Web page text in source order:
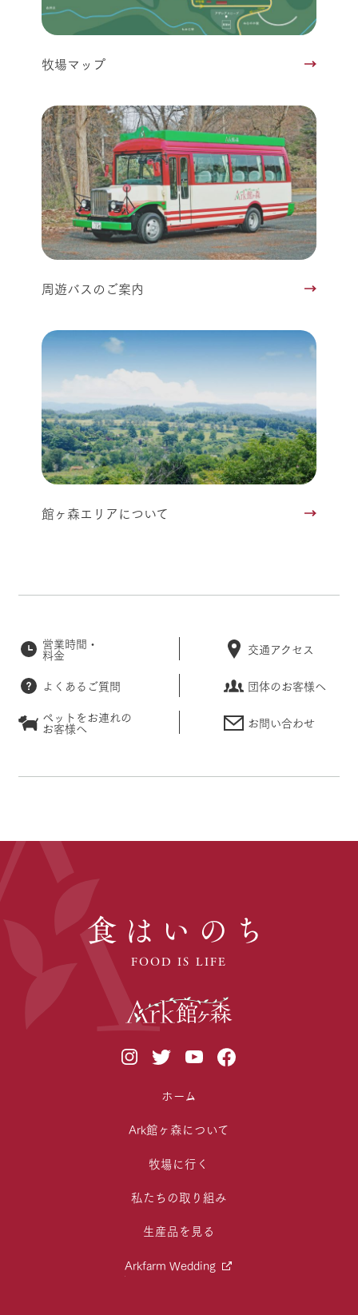
牧場マップ
周遊バスのご案内
館ヶ森エリアについて
営業時間・
料金 交通アクセス
よくあるご質問
団体のお客様へ
ペットをお連れの
お客様へ お問い合わせ
食はいのち
FOOD IS LIFE
ホーム
Ark館ヶ森について
牧場に行く
私たちの取り組み
生産品を見る
Arkfarm Wedding